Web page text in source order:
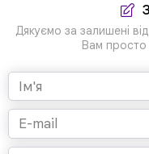
Дякуємо за залишені
Вам просто